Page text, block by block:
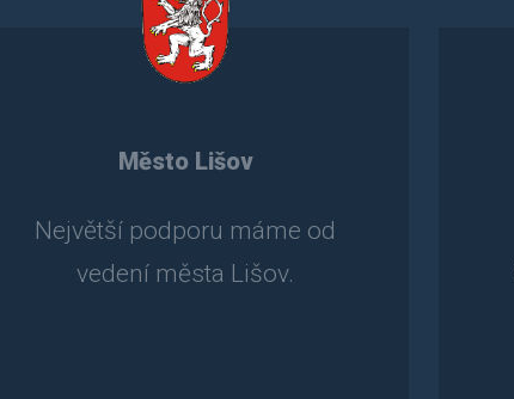
Město Lišov
Největší podporu máme od
vedení města Lišov.